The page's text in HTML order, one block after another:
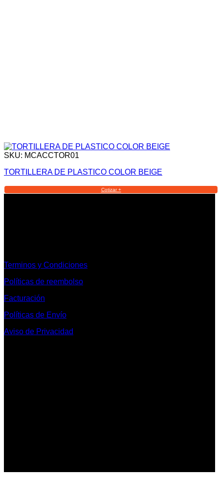
SKU: MCACCTOR01
TORTILLERA DE PLASTICO COLOR BEIGE
Cotizar +
Terminos y Condiciones
Políticas de reembolso
Facturación
Políticas de Envío
Aviso de Privacidad